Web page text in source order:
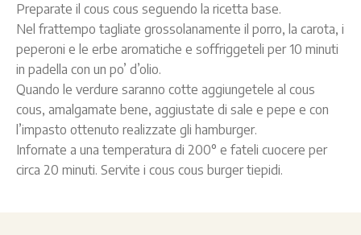
Preparate il cous cous seguendo la ricetta base.
Nel frattempo tagliate grossolanamente il porro, la carota, i
peperoni e le erbe aromatiche e soffriggeteli per 10 minuti
in padella con un po’ d’olio.
Quando le verdure saranno cotte aggiungetele al cous
cous, amalgamate bene, aggiustate di sale e pepe e con
l’impasto ottenuto realizzate gli hamburger.
Infornate a una temperatura di 200° e fateli cuocere per
circa 20 minuti. Servite i cous cous burger tiepidi.